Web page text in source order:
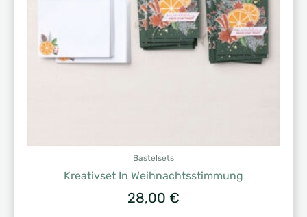
Bastelsets
Kreativset In Weihnachtsstimmung
28,00 €